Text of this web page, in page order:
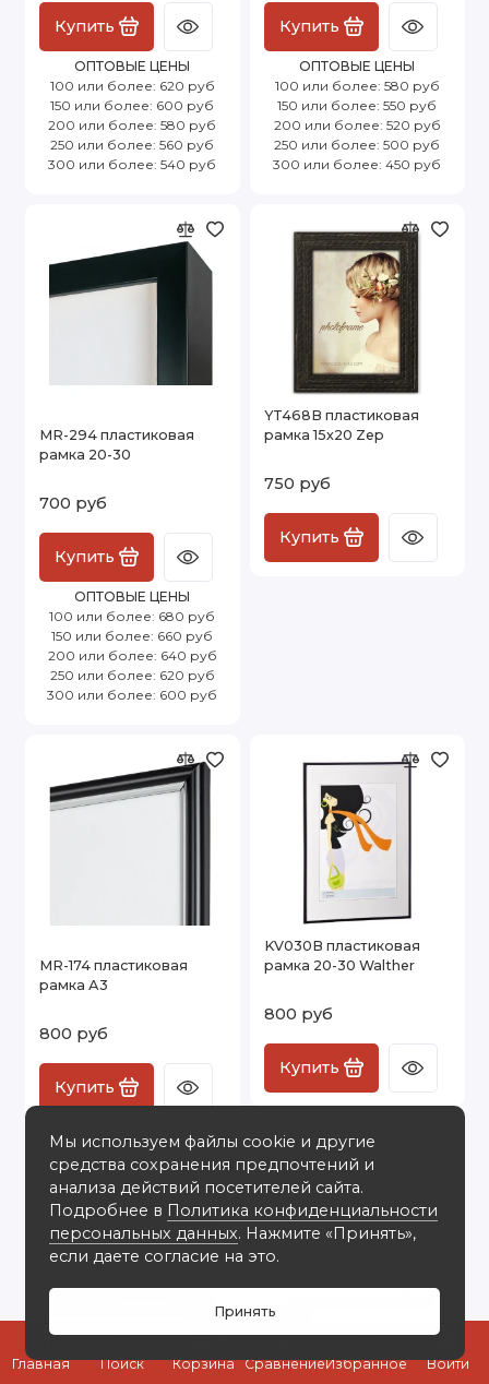
Главная Поиск Корзина
0
СравнениеИзбранное Войти
Купить
ОПТОВЫЕ ЦЕНЫ
100 или более: 620 руб
150 или более: 600 руб
200 или более: 580 руб
250 или более: 560 руб
300 или более: 540 руб
Купить
ОПТОВЫЕ ЦЕНЫ
100 или более: 580 руб
150 или более: 550 руб
200 или более: 520 руб
250 или более: 500 руб
300 или более: 450 руб
MR-294 пластиковая
рамка 20-30
700 руб
Купить
ОПТОВЫЕ ЦЕНЫ
100 или более: 680 руб
150 или более: 660 руб
200 или более: 640 руб
250 или более: 620 руб
300 или более: 600 руб
YT468B пластиковая
рамка 15х20 Zep
750 руб
Купить
MR-174 пластиковая
рамка А3
800 руб
Купить
100 или более: 580 руб
150 или более: 560 руб
200 или более: 540 руб
250 или более: 510 руб
300 или более: 500 руб
KV030B пластиковая
рамка 20-30 Walther
800 руб
Купить
Мы используем файлы cookie и другие
средства сохранения предпочтений и
анализа действий посетителей сайта.
Подробнее в Политика конфиденциальности
персональных данных. Нажмите «Принять»,
если даете согласие на это.
Принять